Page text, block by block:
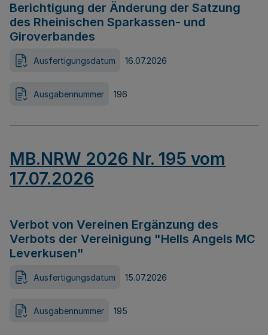
Berichtigung der Änderung der Satzung
des Rheinischen Sparkassen- und
Giroverbandes
Ausfertigungsdatum 16.07.2026
Ausgabennummer 196
MB.NRW 2026 Nr. 195 vom
17.07.2026
Verbot von Vereinen Ergänzung des
Verbots der Vereinigung "Hells Angels MC
Leverkusen"
Ausfertigungsdatum 15.07.2026
Ausgabennummer 195